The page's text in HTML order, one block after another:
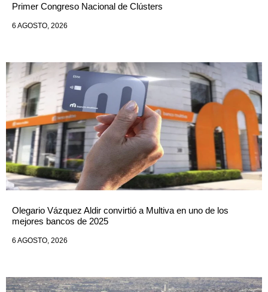
Primer Congreso Nacional de Clústers
6 AGOSTO, 2026
Olegario Vázquez Aldir convirtió a Multiva en uno de los
mejores bancos de 2025
6 AGOSTO, 2026